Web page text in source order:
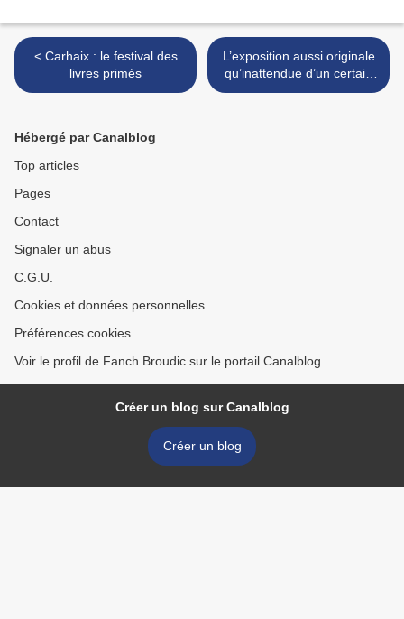
< Carhaix : le festival des
livres primés
L’exposition aussi originale
qu’inattendue d’un certain
Jipé aux Capucins, à Brest
Hébergé par Canalblog
Top articles
Pages
Contact
Signaler un abus
C.G.U.
Cookies et données personnelles
Préférences cookies
Voir le profil de Fanch Broudic sur le portail Canalblog
Créer un blog sur Canalblog
Créer un blog